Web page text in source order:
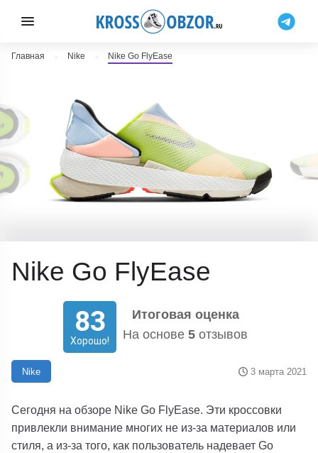
Главная Nike Nike Go FlyEase
Nike Go FlyEase
83
Хорошо!
Итоговая оценка
На основе 5 отзывов
Nike 3 марта 2021
Сегодня на обзоре Nike Go FlyEase. Эти кроссовки
привлекли внимание многих не из-за материалов или
стиля, а из-за того, как пользователь надевает Go